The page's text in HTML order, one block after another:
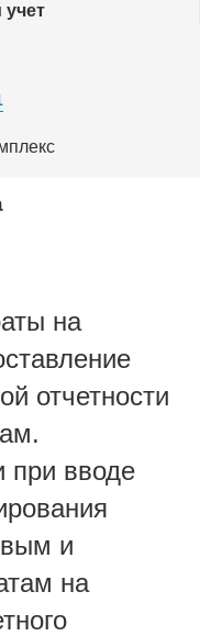
учет
на
отчетности
при вводе
и
на